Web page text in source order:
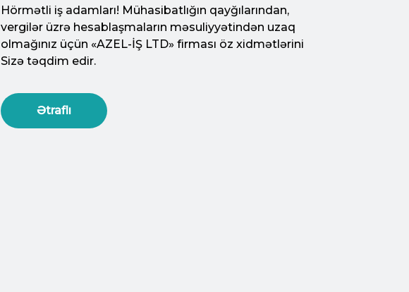
Hörmətli iş adamları! Mühasibatlığın qayğılarından,
vergilər üzrə hesablaşmaların məsuliyyətindən uzaq
olmağınız üçün «AZEL-İŞ LTD» firması öz xidmətlərini
Sizə təqdim edir.
Ətraflı